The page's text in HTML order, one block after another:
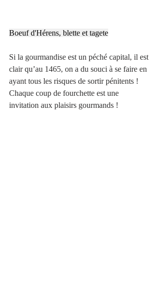
Boeuf d'Hérens, blette et tagete
Si la gourmandise est un péché capital, il est
clair qu’au 1465, on a du souci à se faire en
ayant tous les risques de sortir pénitents !
Chaque coup de fourchette est une
invitation aux plaisirs gourmands !